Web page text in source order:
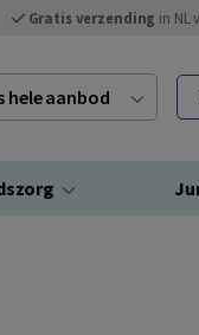
Gratis verzending in NL
hele aanbod